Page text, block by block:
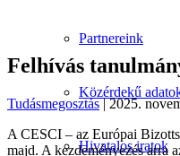
Partnereink
Közérdekű
Hivatalos iratok
Felhívás
Tudásmegosztás| 2025.
A CESCI – az Európai
majd. A kezdeményezés arra